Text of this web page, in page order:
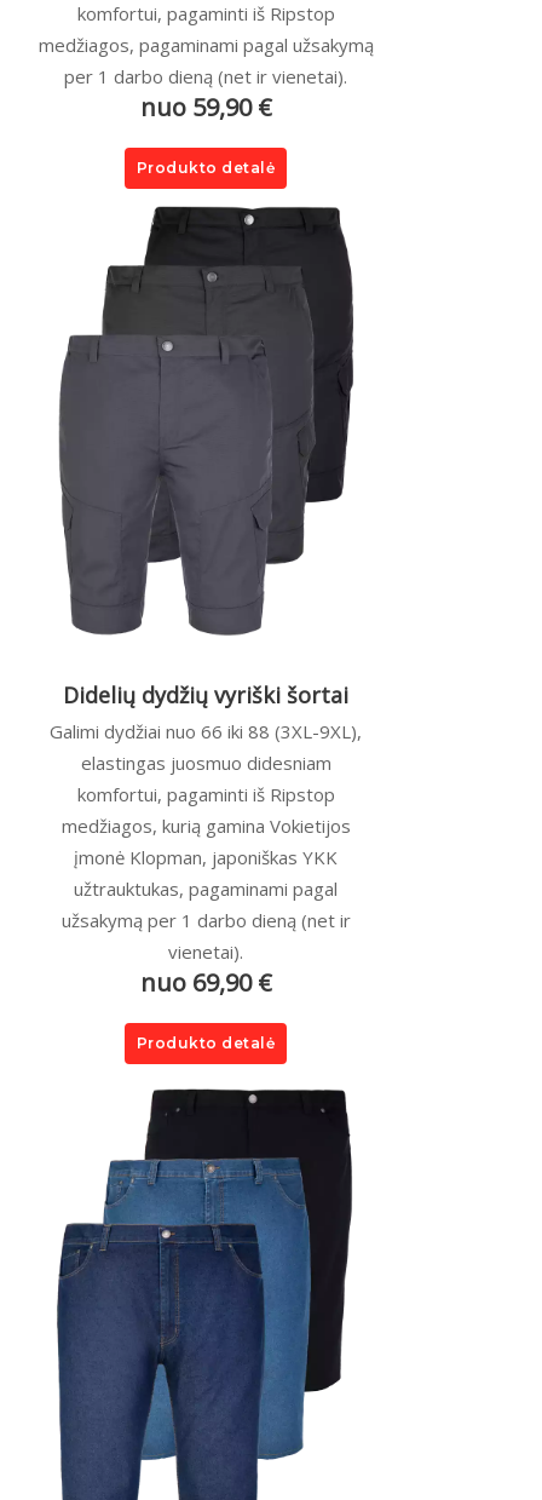
komfortui, pagaminti iš Ripstop
medžiagos, pagaminami pagal užsakymą
per 1 darbo dieną (net ir vienetai).
nuo 59,90 €
Produkto detalė
Didelių dydžių vyriški šortai
Galimi dydžiai nuo 66 iki 88 (3XL-9XL),
elastingas juosmuo didesniam
komfortui, pagaminti iš Ripstop
medžiagos, kurią gamina Vokietijos
įmonė Klopman, japoniškas YKK
užtrauktukas, pagaminami pagal
užsakymą per 1 darbo dieną (net ir
vienetai).
nuo 69,90 €
Produkto detalė